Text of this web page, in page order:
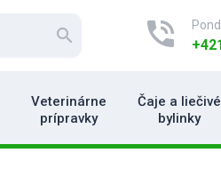
search phone_in_talk
Veterinárne
prípravky
Čaje a liečivé
bylinky